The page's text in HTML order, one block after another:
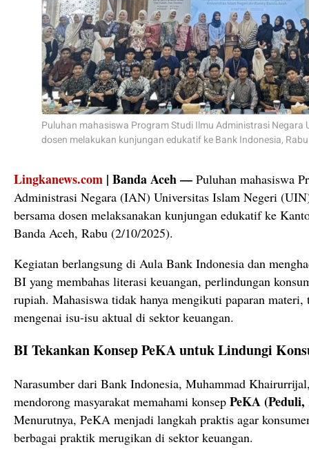
Puluhan mahasiswa Program Studi Ilmu Administrasi Negara
dosen melakukan kunjungan edukatif ke Bank Indonesia,
Lingkanews.com | Banda Aceh — Puluhan mahasiswa
Administrasi Negara (IAN) Universitas Islam Negeri
bersama dosen melaksanakan kunjungan edukatif ke
Banda Aceh, Rabu (2/10/2025).
Kegiatan berlangsung di Aula Bank Indonesia dan
BI yang membahas literasi keuangan, perlindungan
rupiah. Mahasiswa tidak hanya mengikuti paparan
mengenai isu-isu aktual di sektor keuangan.
BI Tekankan Konsep PeKA untuk Lindungi
Narasumber dari Bank Indonesia, Muhammad
mendorong masyarakat memahami konsep PeKA
Menurutnya, PeKA menjadi langkah praktis agar
berbagai praktik merugikan di sektor keuangan.